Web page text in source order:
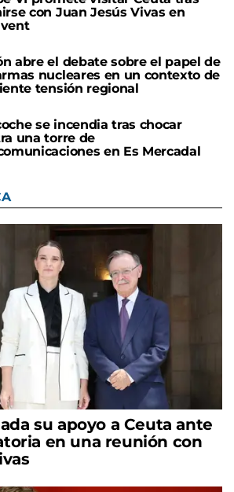
con Juan Jesús Vivas en
abre el debate sobre el papel de
nucleares en un contexto de
tensión regional
se incendia tras chocar
una torre de
en Es Mercadal
su apoyo a Ceuta ante
en una reunión con